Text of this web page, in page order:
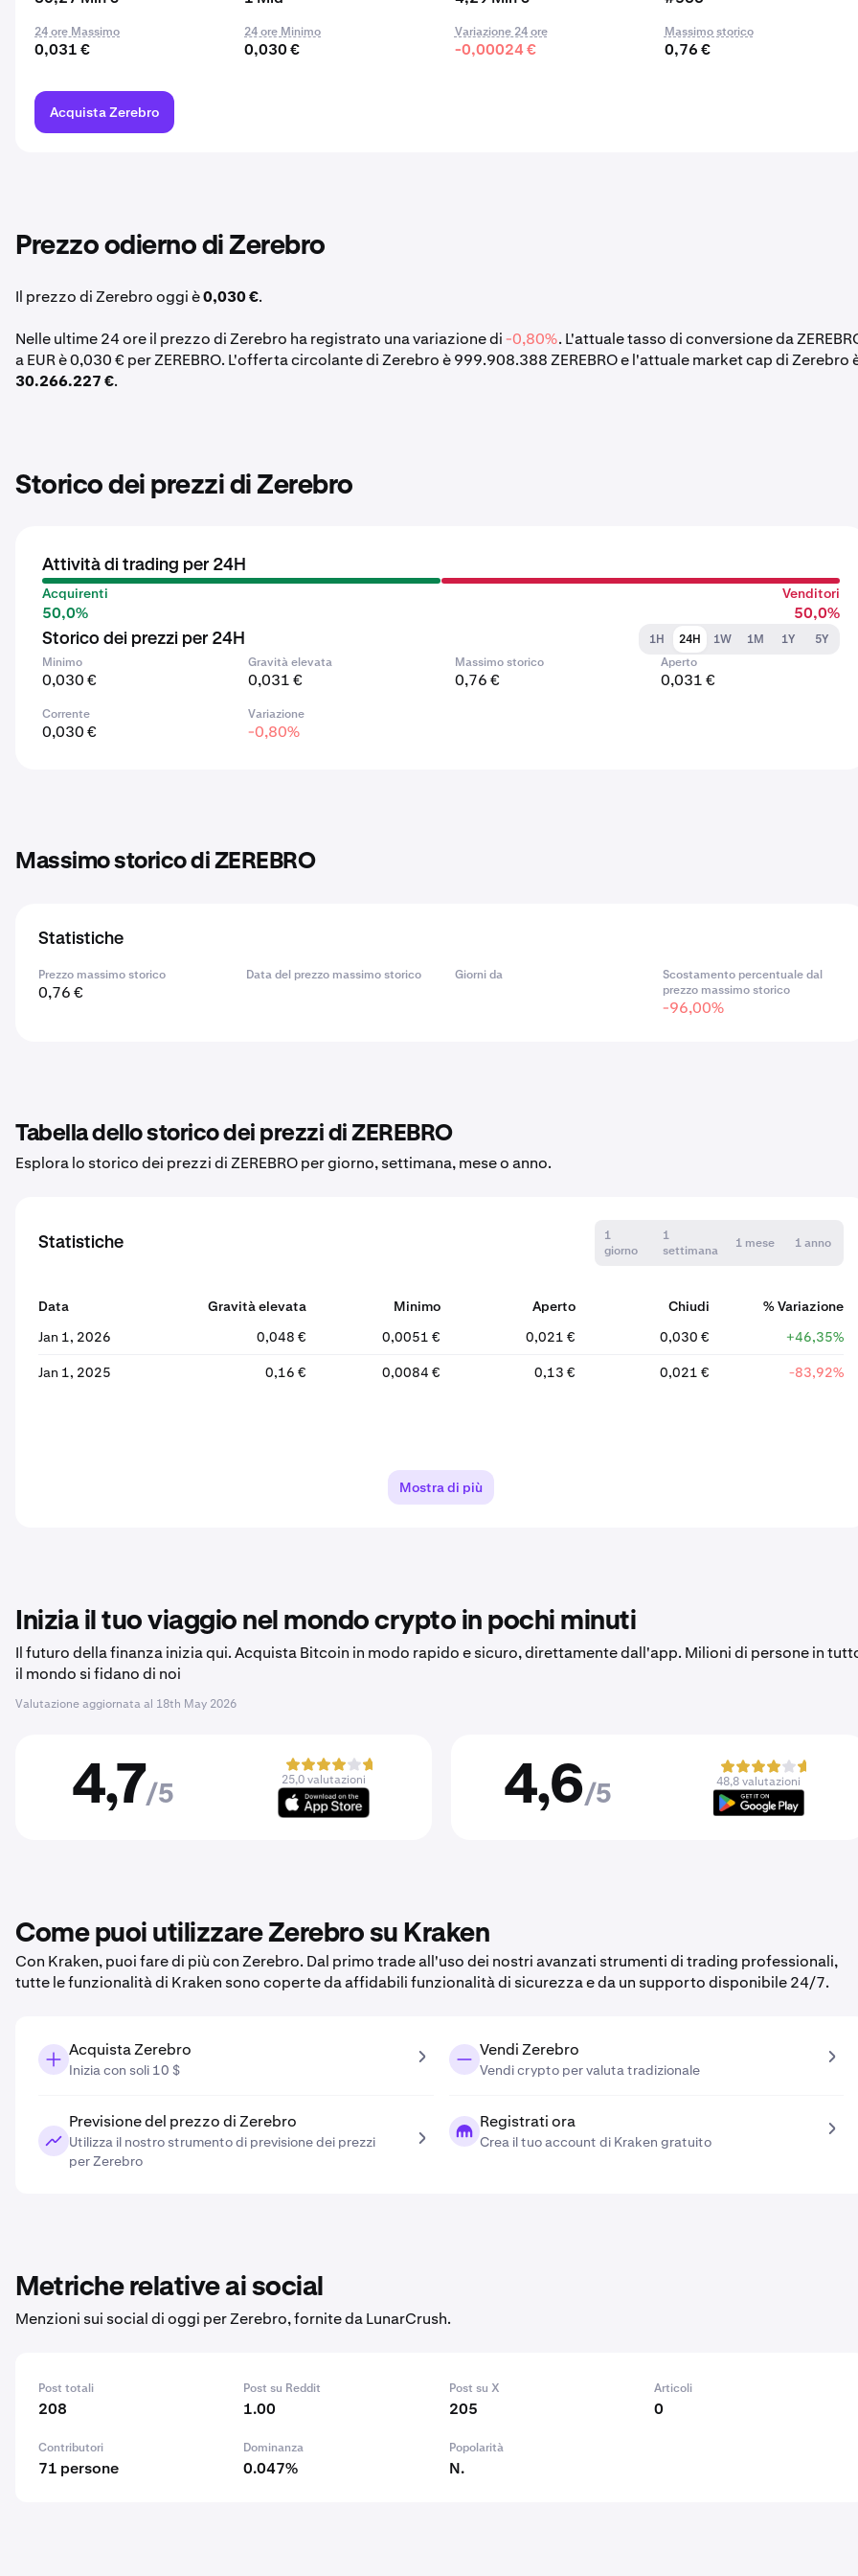
24 ore Massimo
0,031 €
24 ore Minimo
0,030 €
Variazione 24 ore
-0,00024 €
Massimo storico
0,76 €
Acquista Zerebro
Prezzo odierno di Zerebro
Il prezzo di Zerebro oggi è0,030 €.
Nelle ultime 24 ore il prezzo di Zerebro ha registrato una variazione di-0,80%. L'attuale tasso di conversione da
a EUR è 0,030 € per ZEREBRO. L'offerta circolante di Zerebro è 999.908.388 ZEREBRO e l'attuale market cap di Zerebro
30.266.227 €.
Storico dei prezzi di Zerebro
Attività di trading per 24H
Acquirenti
50,0%
Venditori
50,0%
Storico dei prezzi per 24H 1H 24H 1W 1M 1Y
5Y
Minimo
0,030 €
Gravità elevata
0,031 €
Massimo storico
0,76 €
Aperto
0,031 €
Corrente
0,030 €
Variazione
-0,80%
Massimo storico di ZEREBRO
Statistiche
Prezzo massimo storico
0,76 €
Data del prezzo massimo storico Giorni da
Scostamento percentuale dal
prezzo massimo storico
-96,00%
Tabella dello storico dei prezzi di ZEREBRO
Esplora lo storico dei prezzi di ZEREBRO per giorno, settimana, mese o anno.
Statistiche
1
giorno
1
settimana
1 mese 1 anno
Data Gravità elevata Minimo Aperto Chiudi
% Variazione
Jan 1, 2026
0,048 € 0,0051 € 0,021 € 0,030 € +46,35%
Jan 1, 2025 0,16 € 0,0084 € 0,13 € 0,021 € -83,92%
Mostra di più
Inizia il tuo viaggio nel mondo crypto in pochi minuti
Il futuro della finanza inizia qui. Acquista Bitcoin in modo rapido e sicuro, direttamente dall'app. Milioni di persone in
il mondo si fidano di noi
Valutazione aggiornata al 18th May 2026
4,7/5
25,0 valutazioni 4,6/5
48,8 valutazioni
Come puoi utilizzare Zerebro su Kraken
Con Kraken, puoi fare di più con Zerebro. Dal primo trade all'uso dei nostri avanzati strumenti di trading professionali,
tutte le funzionalità di Kraken sono coperte da affidabili funzionalità di sicurezza e da un supporto disponibile 24/7.
Acquista Zerebro
Inizia con soli 10 $
Vendi Zerebro
Vendi crypto per valuta tradizionale
Previsione del prezzo di Zerebro
Utilizza il nostro strumento di previsione dei prezzi
per Zerebro
Registrati ora
Crea il tuo account di Kraken gratuito
Metriche relative ai social
Menzioni sui social di oggi per Zerebro, fornite da LunarCrush.
Post totali
208
Post su Reddit
1.00
Post su X
205
Articoli
0
Contributori
71 persone
Dominanza
0.047%
Popolarità
N.